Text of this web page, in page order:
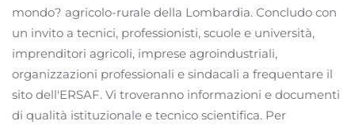
mondo? agricolo-rurale della Lombardia. Concludo con
un invito a tecnici, professionisti, scuole e università,
imprenditori agricoli, imprese agroindustriali,
organizzazioni professionali e sindacali a frequentare il
sito dell'ERSAF. Vi troveranno informazioni e documenti
di qualità istituzionale e tecnico scientifica. Per